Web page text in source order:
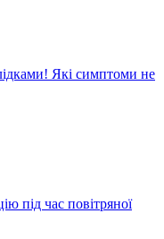
Які симптоми не
під час повітряної